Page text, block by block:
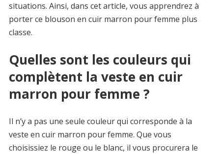
situations. Ainsi, dans cet article, vous apprendrez à
porter ce blouson en cuir marron pour femme plus
classe.
Quelles sont les couleurs qui
complètent la veste en cuir
marron pour femme ?
Il n’y a pas une seule couleur qui corresponde à la
veste en cuir marron pour femme. Que vous
choisissiez le rouge ou le blanc, il vous procurera le